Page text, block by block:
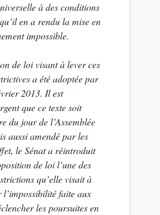
à des conditions
en a rendu la mise en
impossible.
de loi visant à lever ces
a été adoptée par
2013. Il est
que ce texte soit
du jour de l’Assemblée
aussi amendé par les
de loi l’une des
qu’elle visait à
l’impossibilité faite aux
les poursuites en